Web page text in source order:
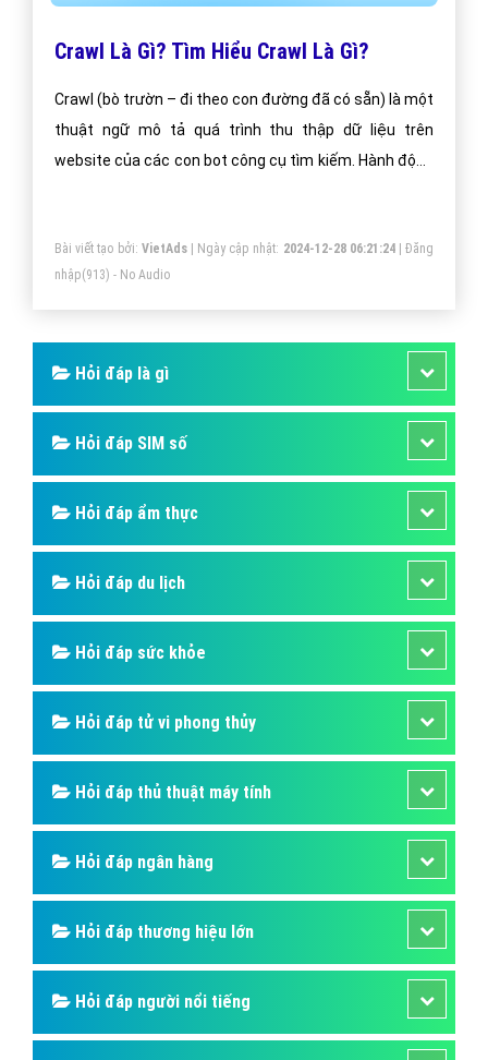
Crawl Là Gì? Tìm Hiểu Crawl Là Gì?
Crawl (bò trườn – đi theo con đường đã có sẵn) là một
thuật ngữ mô tả quá trình thu thập dữ liệu trên
website của các con bot công cụ tìm kiếm. Hành động
từng liên kết trên trang mà nó bắt gặp, và tiếp tục thu
thập dữ liệu ở các liên kết mới đó. Và quá trình này chỉ
dừng lại khi tất cả liên kết có trên trang đầu cũng như
các trang có liên quan đã được “bò trườn” hết.
Bài viết tạo bởi: VietAds| Ngày cập nhật: 2024-12-28 06:21:24|Đăng
nhập(913) - No Audio
Hỏi đáp là gì
Hỏi đáp SIM số
Hỏi đáp ẩm thực
Hỏi đáp du lịch
Hỏi đáp sức khỏe
Hỏi đáp tử vi phong thủy
Hỏi đáp thủ thuật máy tính
Hỏi đáp ngân hàng
Hỏi đáp thương hiệu lớn
Hỏi đáp người nổi tiếng